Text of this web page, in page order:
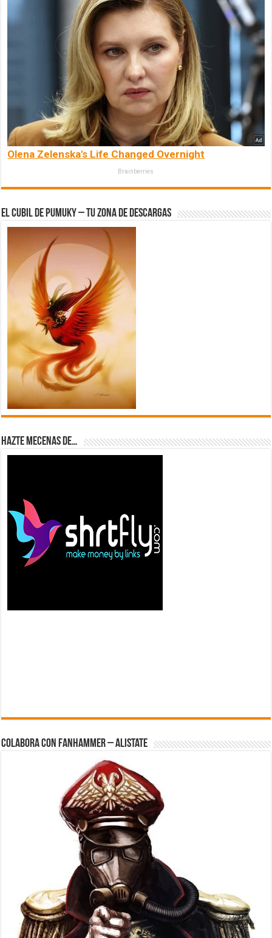
Olena Zelenska's Life Changed Overnight
Brainberries
El Cubil de Pumuky – Tu zona de Descargas
Hazte Mecenas de…
Colabora con FanHammer – Alistate